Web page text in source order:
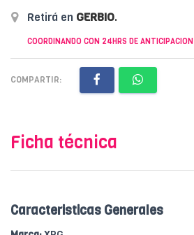
Retirá en GERBIO.
COORDINANDO CON 24HRS DE ANTICIPACION
COMPARTIR:
Ficha técnica
Caracteristicas Generales